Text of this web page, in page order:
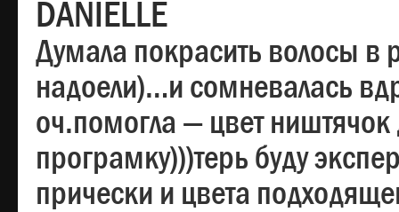
DANIELLE
Думала покрасить волосы
надоели)…и сомневалась
оч.помогла — цвет
програмку)))терь буду
прически и цвета